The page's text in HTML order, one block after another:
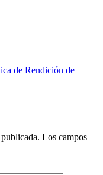
de Rendición de
Los campos